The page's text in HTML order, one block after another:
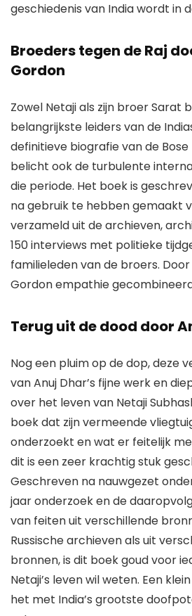
geschiedenis van India wordt in
Broeders tegen de Raj
Gordon
Zowel Netaji als zijn broer Sarat
belangrijkste leiders van de
definitieve biografie van de
belicht ook de turbulente
die periode. Het boek is
na gebruik te hebben gemaakt
verzameld uit de archieven,
150 interviews met politieke
familieleden van de broers.
Gordon empathie
Terug uit de dood door
Nog een pluim op de dop, deze
van Anuj Dhar’s fijne werk en
over het leven van Netaji
boek dat zijn vermeende
onderzoekt en wat er feitelijk
dit is een zeer krachtig stuk
Geschreven na nauwgezet
jaar onderzoek en de
van feiten uit verschillende
Russische archieven als uit
bronnen, is dit boek goud voor
Netaji’s leven wil weten. Een
het met India’s grootste